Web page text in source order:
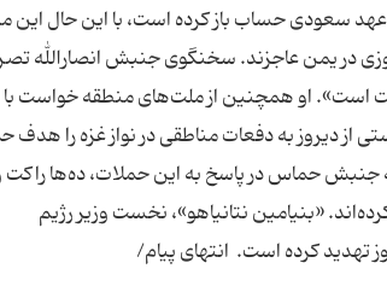
سعودی حساب باز کرده‌ است، با این حال این
در یمن عاجزند. سخنگوی جنبش انصارالله
است». او همچنین از ملت‌های منطقه خواست
دیروز به دفعات مناطقی در نواز غزه را هدف
جنبش حماس در پاسخ به این حملات، ده‌ها راکت
«بنیامین نتانیاهو»، نخست وزیر رژیم
تهدید کرده است. انتهای پیام/